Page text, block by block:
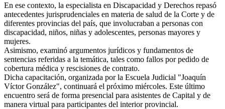
En ese contexto, la especialista en Discapacidad y Derechos repasó
antecedentes jurisprudenciales en materia de salud de la Corte y de
diferentes provincias del país, que involucraban a personas con
discapacidad, niños, niñas y adolescentes, personas mayores y
mujeres.
Asimismo, examinó argumentos jurídicos y fundamentos de
sentencias referidas a la temática, tales como fallos por pedido de
cobertura médica y rescisiones de contrato.
Dicha capacitación, organizada por la Escuela Judicial "Joaquín
Víctor González", continuará el próximo miércoles. Este último
encuentro será de forma presencial para asistentes de Capital y de
manera virtual para participantes del interior provincial.